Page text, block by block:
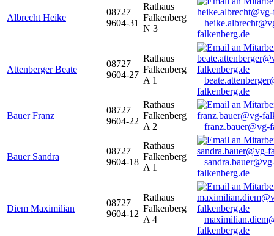
Albrecht Heike
08727
9604-31
Rathaus
Falkenberg
N 3
falkenberg.de
Attenberger Beate
08727
9604-27
Rathaus
Falkenberg
A 1
falkenberg.de
Bauer Franz
08727
9604-22
Rathaus
Falkenberg
A 2
franz.bauer@vg-
Bauer Sandra
08727
9604-18
Rathaus
Falkenberg
A 1
falkenberg.de
Diem Maximilian
08727
9604-12
Rathaus
Falkenberg
A 4
falkenberg.de